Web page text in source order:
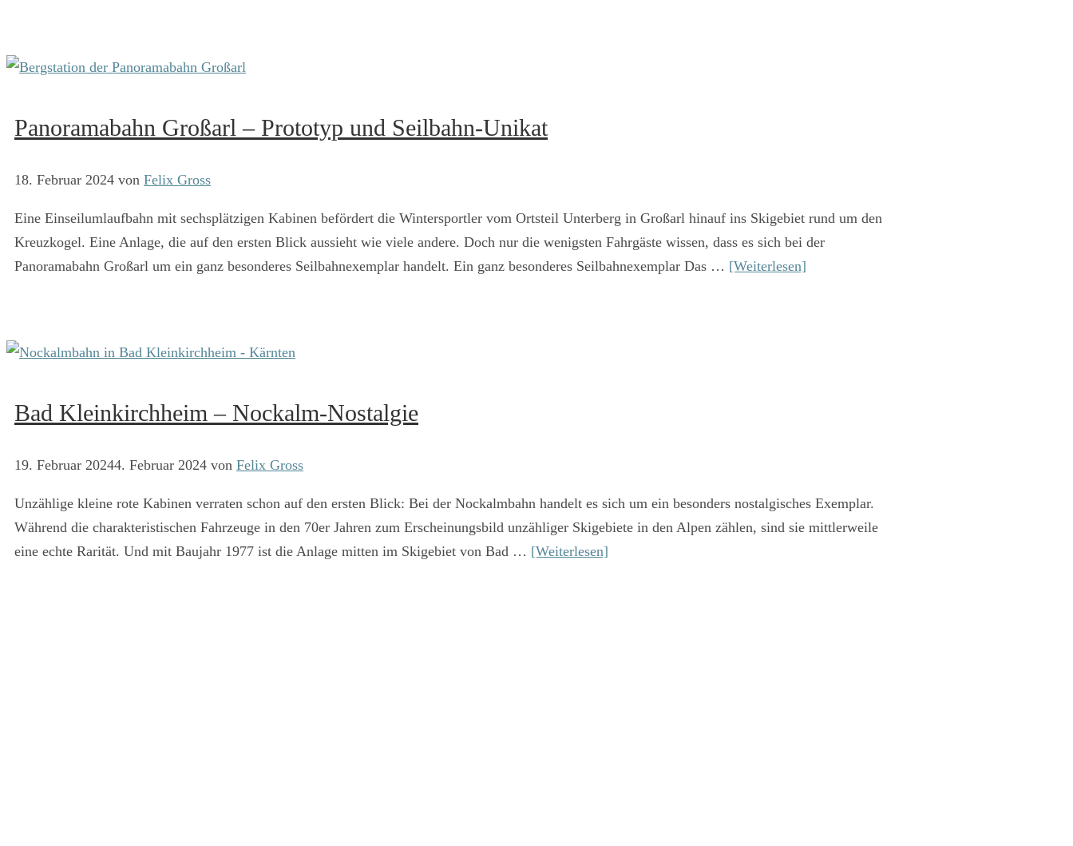
Panoramabahn Großarl – Prototyp und Seilbahn-Unikat
18. Februar 2024 von Felix Gross
Eine Einseilumlaufbahn mit sechsplätzigen Kabinen befördert die Wintersportler vom Ortsteil Unterberg in Großarl hinauf ins Skigebiet rund um den
Kreuzkogel. Eine Anlage, die auf den ersten Blick aussieht wie viele andere. Doch nur die wenigsten Fahrgäste wissen, dass es sich bei der
Panoramabahn Großarl um ein ganz besonderes Seilbahnexemplar handelt. Ein ganz besonderes Seilbahnexemplar Das … [Weiterlesen]
Bad Kleinkirchheim – Nockalm-Nostalgie
19. Februar 20244. Februar 2024 von Felix Gross
Unzählige kleine rote Kabinen verraten schon auf den ersten Blick: Bei der Nockalmbahn handelt es sich um ein besonders nostalgisches Exemplar.
Während die charakteristischen Fahrzeuge in den 70er Jahren zum Erscheinungsbild unzähliger Skigebiete in den Alpen zählen, sind sie mittlerweile
eine echte Rarität. Und mit Baujahr 1977 ist die Anlage mitten im Skigebiet von Bad … [Weiterlesen]